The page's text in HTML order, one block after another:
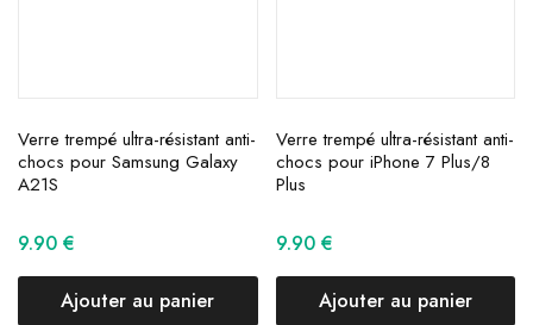
Verre trempé ultra-résistant anti-
chocs pour Samsung Galaxy
A21S
9.90 €
Ajouter au panier
Verre trempé ultra-résistant anti-
chocs pour iPhone 7 Plus/8
Plus
9.90 €
Ajouter au panier